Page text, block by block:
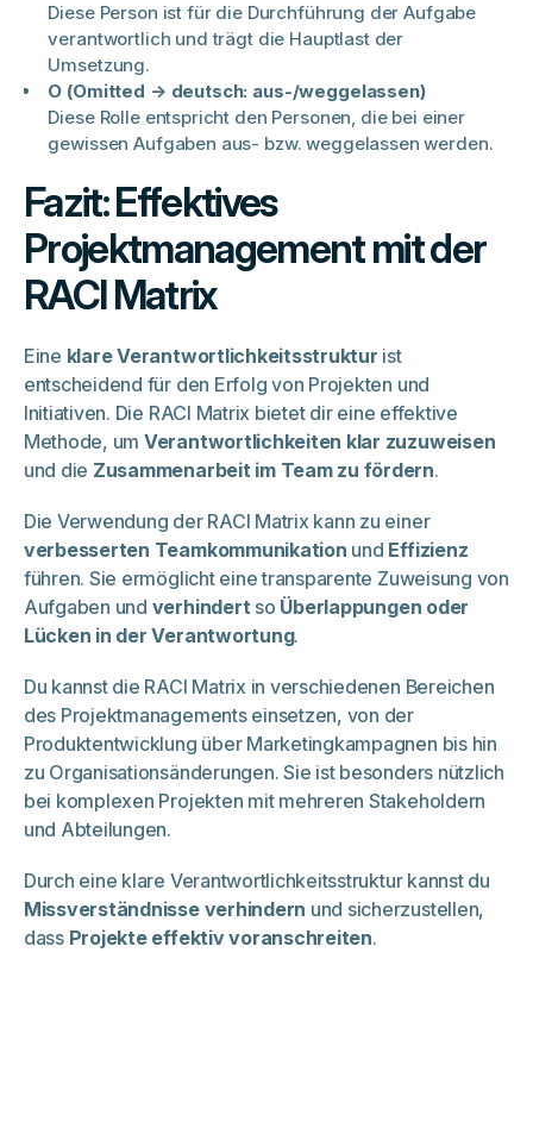
Diese Person ist für die Durchführung der Aufgabe
verantwortlich und trägt die Hauptlast der
Umsetzung.
O (Omitted → deutsch: aus-/weggelassen)
Diese Rolle entspricht den Personen, die bei einer
gewissen Aufgaben aus- bzw. weggelassen werden.
Fazit: Effektives
Projektmanagement mit der
RACI Matrix
Eine klare Verantwortlichkeitsstruktur ist
entscheidend für den Erfolg von Projekten und
Initiativen. Die RACI Matrix bietet dir eine effektive
Methode, um Verantwortlichkeiten klar zuzuweisen
und die Zusammenarbeit im Team zu fördern.
Die Verwendung der RACI Matrix kann zu einer
verbesserten Teamkommunikation und Effizienz
führen. Sie ermöglicht eine transparente Zuweisung von
Aufgaben und verhindert so Überlappungen oder
Lücken in der Verantwortung.
Du kannst die RACI Matrix in verschiedenen Bereichen
des Projektmanagements einsetzen, von der
Produktentwicklung über Marketingkampagnen bis hin
zu Organisationsänderungen. Sie ist besonders nützlich
bei komplexen Projekten mit mehreren Stakeholdern
und Abteilungen.
Durch eine klare Verantwortlichkeitsstruktur kannst du
Missverständnisse verhindern und sicherzustellen,
dass Projekte effektiv voranschreiten.